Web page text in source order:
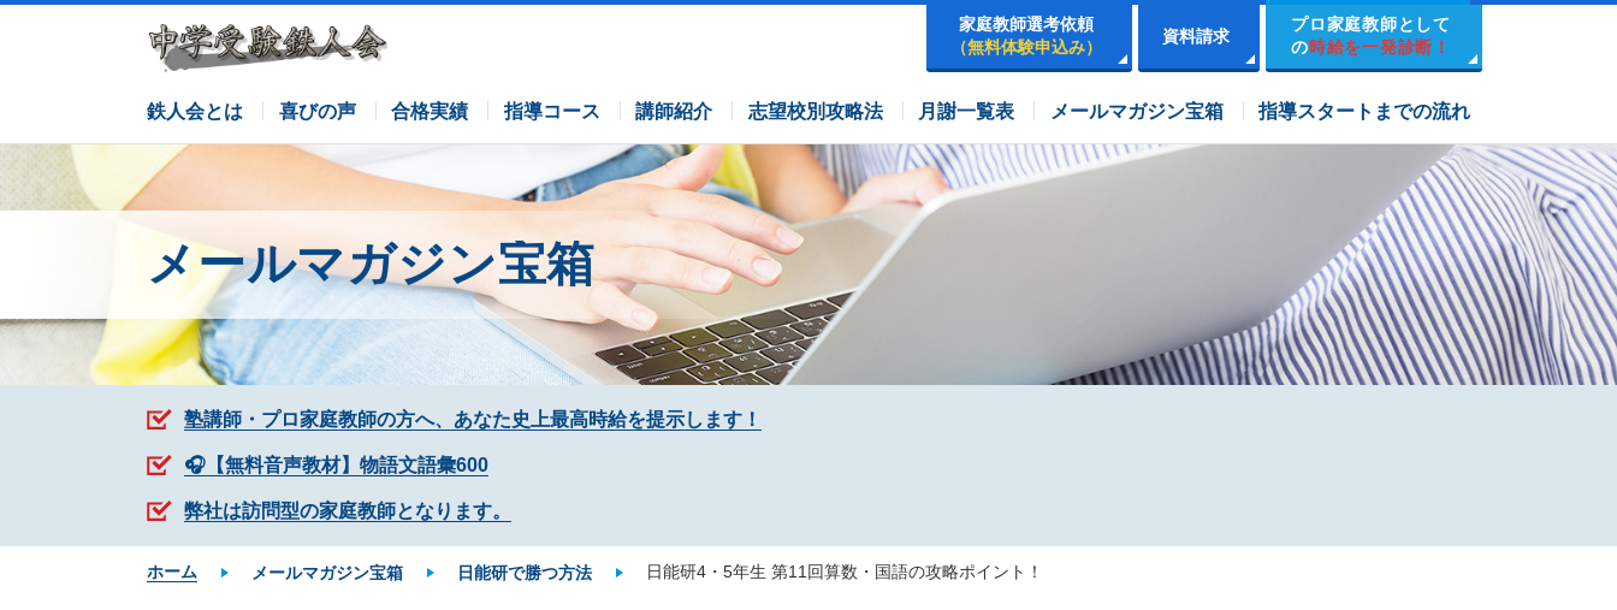
家庭教師選考依頼
（無料体験申込み）
資料請求
プロ家庭教師として
の時給を一発診断！
鉄人会とは 喜びの声 合格実績 指導コース
サピックスコース 四谷大塚コース 市進学院コース
栄光ゼミナールコース 各塾併用コース 講師紹介 志望校別攻略法 月謝一覧表 メールマガジン宝箱 指導スタートまでの流れ
メールマガジン宝箱
塾講師・プロ家庭教師の方へ、あなた史上最高時給を提示します！
🎧【無料音声教材】物語文語彙600
弊社は訪問型の家庭教師となります。
ホーム メールマガジン宝箱 日能研で勝つ方法 日能研4・5年生 第11回算数・国語の攻略ポイント！